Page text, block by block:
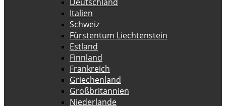
Italien
Schweiz
Fürstentum Liechtenstein
Estland
Finnland
Frankreich
Griechenland
Großbritannien
Niederlande